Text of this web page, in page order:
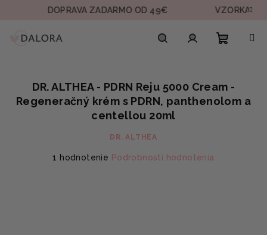
DOPRAVA ZADARMO OD 49€ VZORKA V
košík
DR. ALTHEA - PDRN Reju 5000 Cream -
Regeneračný krém s PDRN, panthenolom a
centellou 20ml
DR. ALTHEA
Priemerné
1 hodnotenie Podrobnosti hodnotenia